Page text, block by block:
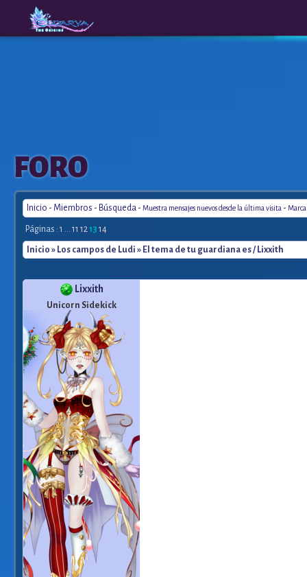
The
Origins
FORO
Inicio - Miembros - Búsqueda - Muestra mensajes nuevos desde la última visita - Marca
Páginas : 1 ... 11 1213 14
Inicio » Los campos de Ludi » El tema de tu guardiana es / Lixxith
Lixxith
Unicorn Sidekick